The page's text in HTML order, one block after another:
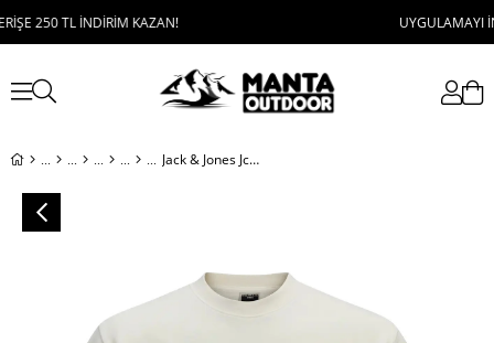
TL İNDİRİM KAZAN! UYGULAMAYI
Jack & Jones Jcobreeze Front Print Tee Ss Crew Erkek T-Shirt